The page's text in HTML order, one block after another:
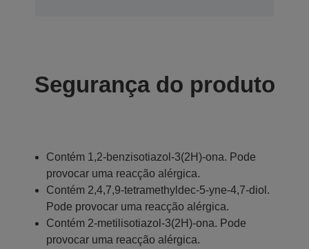
Segurança do produto
Contém 1,2-benzisotiazol-3(2H)-ona. Pode
provocar uma reacção alérgica.
Contém 2,4,7,9-tetramethyldec-5-yne-4,7-diol.
Pode provocar uma reacção alérgica.
Contém 2-metilisotiazol-3(2H)-ona. Pode
provocar uma reacção alérgica.